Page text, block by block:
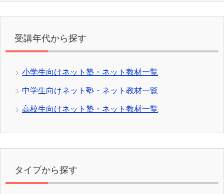
受講年代から探す
小学生向けネット塾・ネット教材一覧
中学生向けネット塾・ネット教材一覧
高校生向けネット塾・ネット教材一覧
タイプから探す